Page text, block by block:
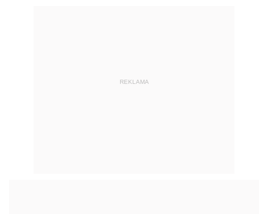
REKLAMA